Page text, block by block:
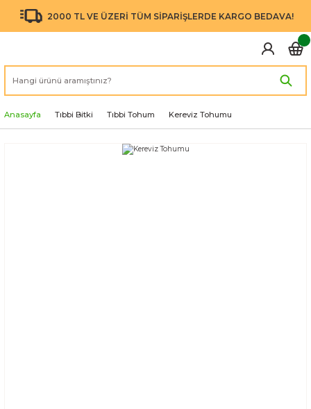
2000 TL VE ÜZERİ TÜM SİPARİŞLERDE KARGO BEDAVA!
Anasayfa Tıbbi Bitki Tıbbi Tohum Kereviz Tohumu